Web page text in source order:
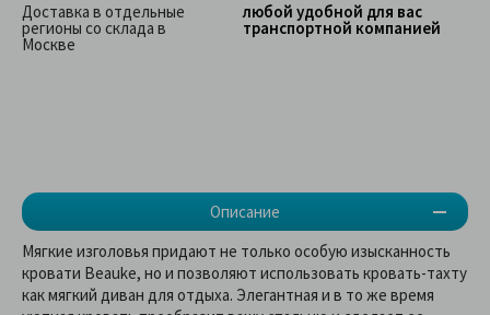
Описание
Доставка в отдельные
регионы со склада в
Москве
любой удобной для вас
транспортной компанией
Мягкие изголовья придают не только особую изысканность
кровати Beauke, но и позволяют использовать кровать-тахту
как мягкий диван для отдыха. Элегантная и в то же время